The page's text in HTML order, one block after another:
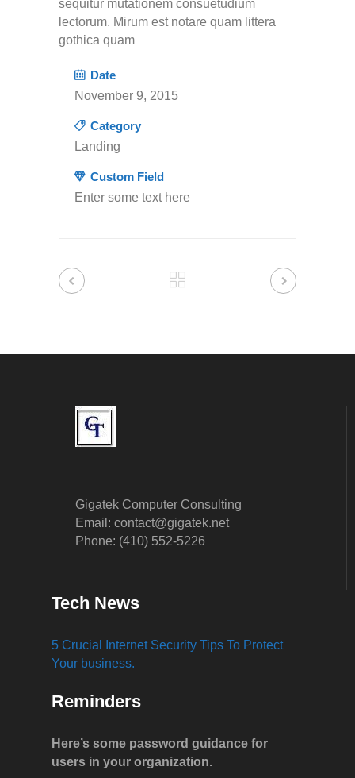
sequitur mutationem consuetudium
lectorum. Mirum est notare quam littera
gothica quam
Date
November 9, 2015
Category
Landing
Custom Field
Enter some text here
Gigatek Computer Consulting
Email: contact@gigatek.net
Phone: (410) 552-5226
Tech News
5 Crucial Internet Security Tips To Protect
Your business.
Reminders
Here’s some password guidance for
users in your organization.